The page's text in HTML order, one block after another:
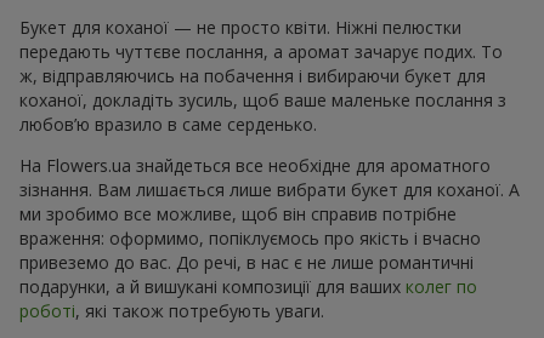
Букет для коханої — не просто квіти. Ніжні пелюстки
передають чуттєве послання, а аромат зачарує подих. То
ж, відправляючись на побачення і вибираючи букет для
коханої, докладіть зусиль, щоб ваше маленьке послання з
любов’ю вразило в саме серденько.
На Flowers.ua знайдеться все необхідне для ароматного
зізнання. Вам лишається лише вибрати букет для коханої. А
ми зробимо все можливе, щоб він справив потрібне
враження: оформимо, попіклуємось про якість і вчасно
привеземо до вас. До речі, в нас є не лише романтичні
подарунки, а й вишукані композиції для ваших колег по
роботі, які також потребують уваги.